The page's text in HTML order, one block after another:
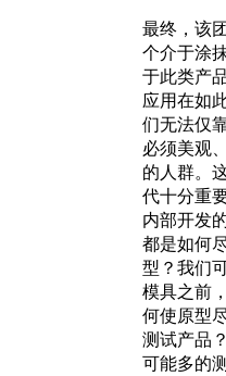
最终，该
个介于涂
于此类产
应用在如
们无法仅
必须美观
的人群。
代十分重
内部开发
都是如何
型？我们
模具之前
何使原型
测试产品
可能多的